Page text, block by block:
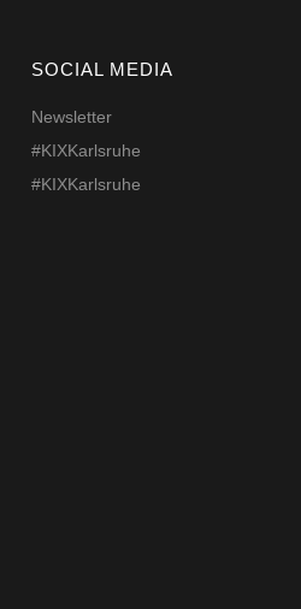
SOCIAL MEDIA
Newsletter
#KIXKarlsruhe
#KIXKarlsruhe